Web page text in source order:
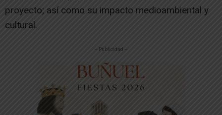
proyecto; así como su impacto medioambiental y
cultural.
-- Publicidad --